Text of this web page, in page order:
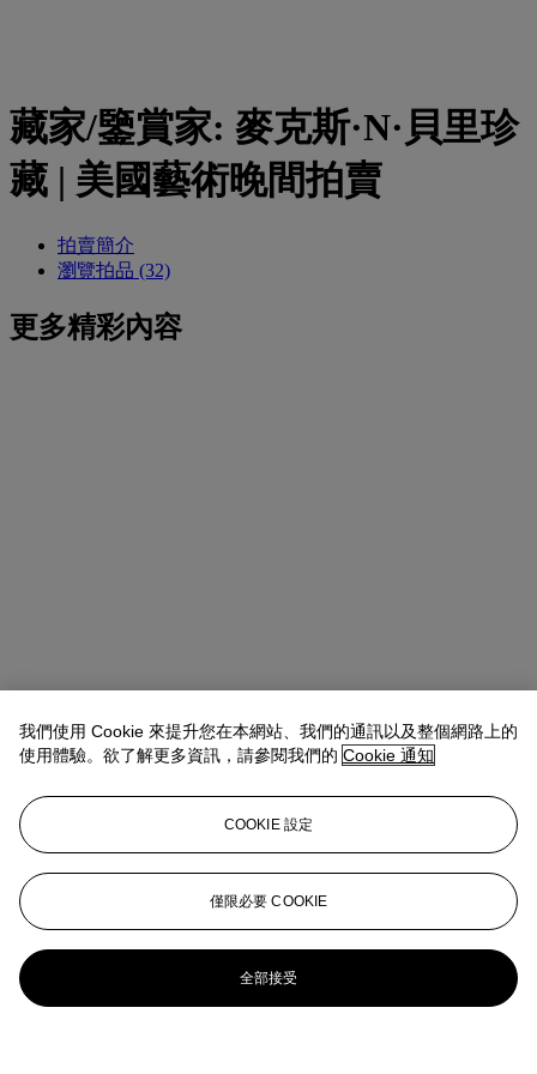
藏家/鑒賞家: 麥克斯·N·貝里珍
藏 | 美國藝術晚間拍賣
拍賣簡介
瀏覽拍品 (32)
更多精彩內容
我們使用 Cookie 來提升您在本網站、我們的通訊以及整個網路上的
使用體驗。欲了解更多資訊，請參閱我們的 Cookie 通知
COOKIE 設定
僅限必要 COOKIE
全部接受